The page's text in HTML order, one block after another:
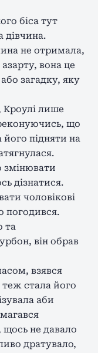
біса тут
дівчина.
не отримала,
вона це
загадку, яку
Кроулі лише
що
його підняти на
змінювати
дізнатися.
чоловікові
погодився.
та
він обрав
взявся
стала його
аби
щось не давало
дратувало,